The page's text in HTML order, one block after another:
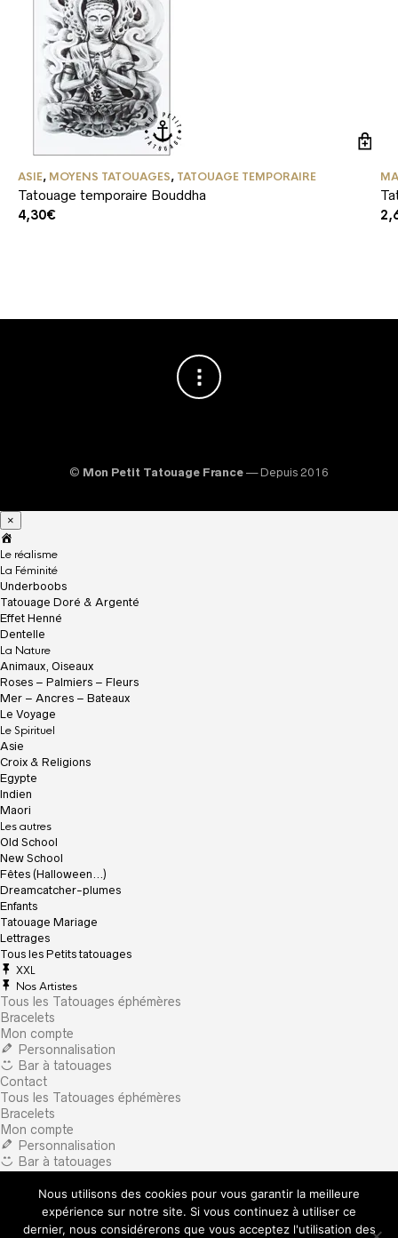
ASIE, MOYENS TATOUAGES, TATOUAGE TEMPORAIRE
Tatouage temporaire Bouddha
4,30€
© Mon Petit Tatouage France — Depuis 2016
×
c
c
u
e
i
l
Le réalisme
La Féminité
Underboobs
Tatouage Doré & Argenté
Effet Henné
Dentelle
La Nature
Animaux, Oiseaux
Roses – Palmiers – Fleurs
Mer – Ancres – Bateaux
Le Voyage
Le Spirituel
Asie
Croix & Religions
Egypte
Indien
Maori
Les autres
Old School
New School
Fêtes (Halloween…)
Dreamcatcher-plumes
Enfants
Tatouage Mariage
Lettrages
Tous les Petits tatouages
XXL
Nos Artistes
Tous les Tatouages éphémères
Bracelets
Mon compte
Personnalisation
Bar à tatouages
Contact
Tous les Tatouages éphémères
Bracelets
Mon compte
Personnalisation
Bar à tatouages
What are you looking for?
Nous utilisons des cookies pour vous garantir la meilleure
expérience sur notre site. Si vous continuez à utiliser ce
dernier, nous considérerons que vous acceptez l'utilisation des